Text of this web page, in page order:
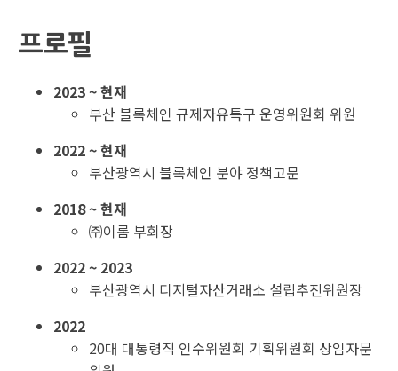
프로필
2023 ~ 현재
부산 블록체인 규제자유특구 운영위원회 위원
2022 ~ 현재
부산광역시 블록체인 분야 정책고문
2018 ~ 현재
㈜이롬 부회장
2022 ~ 2023
부산광역시 디지털자산거래소 설립추진위원장
2022
20대 대통령직 인수위원회 기획위원회 상임자문